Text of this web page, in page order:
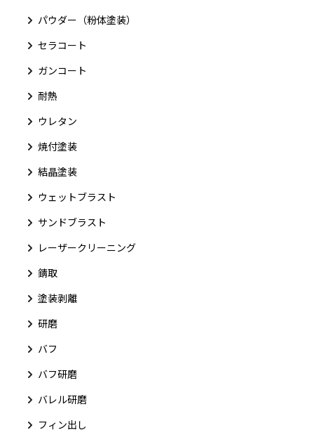
パウダー（粉体塗装）
セラコート
ガンコート
耐熱
ウレタン
焼付塗装
結晶塗装
ウェットブラスト
サンドブラスト
レーザークリーニング
錆取
塗装剥離
研磨
バフ
バフ研磨
バレル研磨
フィン出し